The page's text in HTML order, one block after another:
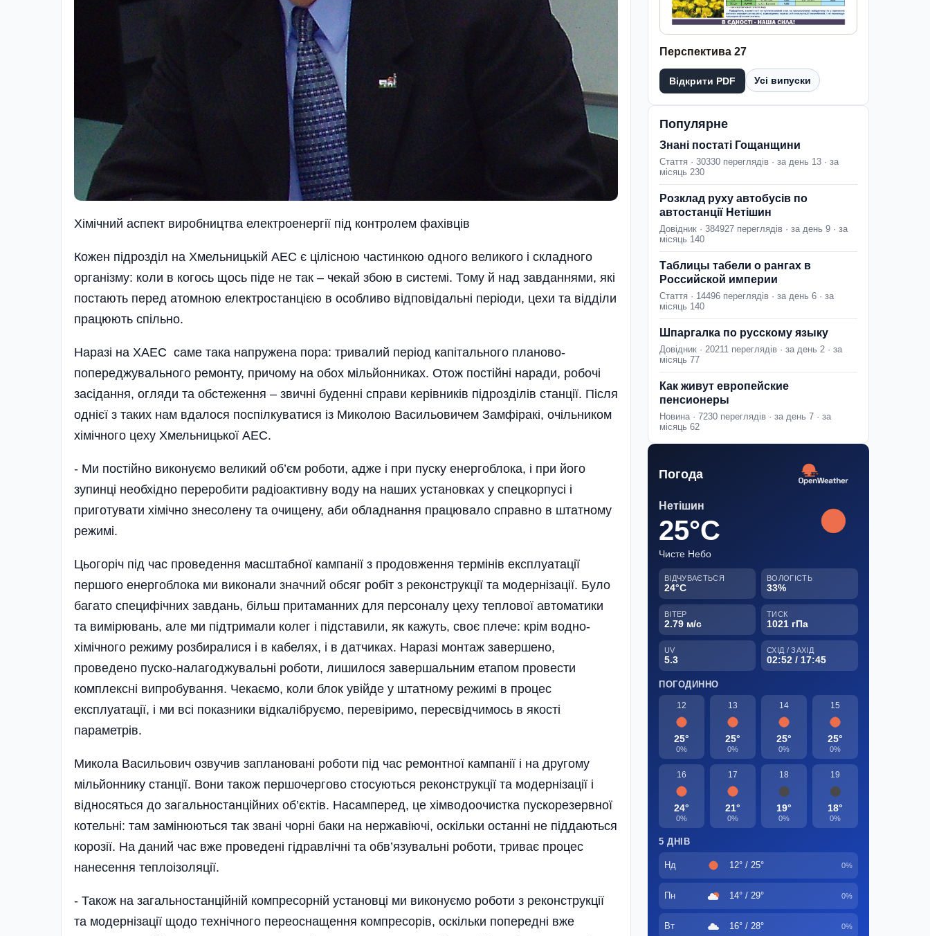
Хімічний аспект виробництва електроенергії під контролем фахівців
Кожен підрозділ на Хмельницькій АЕС є цілісною частинкою одного великого і складного
організму: коли в когось щось піде не так – чекай збою в системі. Тому й над завданнями, які
постають перед атомною електростанцією в особливо відповідальні періоди, цехи та відділи
працюють спільно.
Наразі на ХАЕС саме така напружена пора: тривалий період капітального планово-
попереджувального ремонту, причому на обох мільйонниках. Отож постійні наради, робочі
засідання, огляди та обстеження – звичні буденні справи керівників підрозділів станції. Після
однієї з таких нам вдалося поспілкуватися із Миколою Васильовичем Замфіракі, очільником
хімічного цеху Хмельницької АЕС.
- Ми постійно виконуємо великий об’єм роботи, адже і при пуску енергоблока, і при його
зупинці необхідно переробити радіоактивну воду на наших установках у спецкорпусі і
приготувати хімічно знесолену та очищену, аби обладнання працювало справно в штатному
режимі.
Цьогоріч під час проведення масштабної кампанії з продовження термінів експлуатації
першого енергоблока ми виконали значний обсяг робіт з реконструкції та модернізації. Було
багато специфічних завдань, більш притаманних для персоналу цеху теплової автоматики
та вимірювань, але ми підтримали колег і підставили, як кажуть, своє плече: крім водно-
хімічного режиму розбиралися і в кабелях, і в датчиках. Наразі монтаж завершено,
проведено пуско-налагоджувальні роботи, лишилося завершальним етапом провести
комплексні випробування. Чекаємо, коли блок увійде у штатному режимі в процес
експлуатації, і ми всі показники відкалібруємо, перевіримо, пересвідчимось в якості
параметрів.
Микола Васильович озвучив заплановані роботи під час ремонтної кампанії і на другому
мільйоннику станції. Вони також першочергово стосуються реконструкції та модернізації і
відносяться до загальностанційних об’єктів. Насамперед, це хімводоочистка пускорезервної
котельні: там замінюються так звані чорні баки на нержавіючі, оскільки останні не піддаються
корозії. На даний час вже проведені гідравлічні та обв’язувальні роботи, триває процес
нанесення теплоізоляції.
- Також на загальностанційній компресорній установці ми виконуємо роботи з реконструкції
та модернізації щодо технічного переоснащення компресорів, оскільки попередні вже
Перспектива 27
Відкрити PDF Усі випуски
Популярне
Знані постаті Гощанщини
Стаття · 30330 переглядів · за день 13 · за
місяць 230
Розклад руху автобусів по
автостанції Нетішин
Довідник · 384927 переглядів · за день 9 · за
місяць 140
Таблицы табели о рангах в
Российской империи
Стаття · 14496 переглядів · за день 6 · за
місяць 140
Шпаргалка по русскому языку
Довідник · 20211 переглядів · за день 2 · за
місяць 77
Как живут европейские
пенсионеры
Новина · 7230 переглядів · за день 7 · за
місяць 62
Погода
Нетішин
25°C
Чисте Небо
ВІДЧУВАЄТЬСЯ
24°C
ВОЛОГІСТЬ
33%
ВІТЕР
2.79 м/с
ТИСК
1021 гПа
UV
5.3
СХІД / ЗАХІД
02:52 / 17:45
ПОГОДИННО
12
25°
0%
13
25°
0%
14
25°
0%
15
25°
0%
16
24°
0%
17
21°
0%
18
19°
0%
19
18°
0%
5 ДНІВ
Нд 12° / 25° 0%
Пн 14° / 29° 0%
Вт 16° / 28° 0%